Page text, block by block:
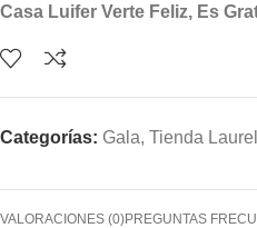
Casa Luifer Verte Feliz, Es
Categorías: Gala, Tienda
VALORACIONES (0)PREGUNTAS